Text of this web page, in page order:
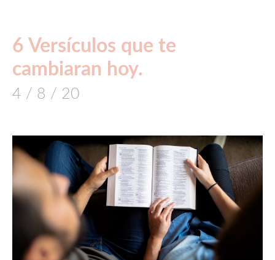
6 Versículos que te
cambiaran hoy.
4 / 8 / 20